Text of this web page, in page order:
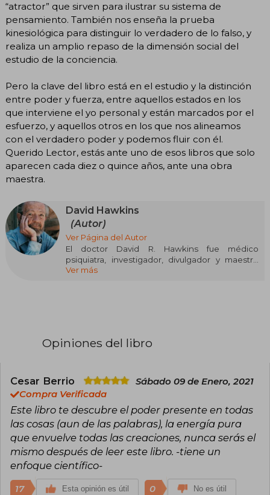
“atractor” que sirven para ilustrar su sistema de
pensamiento. También nos enseña la prueba
kinesiológica para distinguir lo verdadero de lo falso, y
realiza un amplio repaso de la dimensión social del
estudio de la conciencia.
Pero la clave del libro está en el estudio y la distinción
entre poder y fuerza, entre aquellos estados en los
que interviene el yo personal y están marcados por el
esfuerzo, y aquellos otros en los que nos alineamos
con el verdadero poder y podemos fluir con él.
Querido Lector, estás ante uno de esos libros que solo
aparecen cada diez o quince años, ante una obra
maestra.
David Hawkins
(Autor)
Ver Página del Autor
El doctor David R. Hawkins fue médico
psiquiatra, investigador, divulgador y maestro
espiritual, además de fundador y director del
de vida.
Ver más
Opiniones del libro
Cesar Berrio
Sábado 09 de Enero, 2021
Compra Verificada
Este libro te descubre el poder presente en todas
las cosas (aun de las palabras), la energía pura
que envuelve todas las creaciones, nunca serás el
mismo después de leer este libro. -tiene un
enfoque científico-
17 Esta opinión es útil 0 No es útil